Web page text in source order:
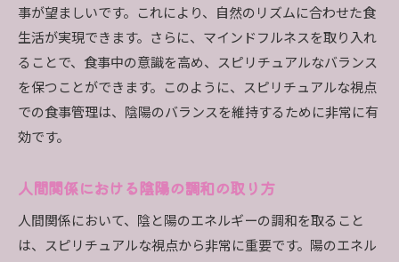
事が望ましいです。これにより、自然のリズムに合わせた食
生活が実現できます。さらに、マインドフルネスを取り入れ
ることで、食事中の意識を高め、スピリチュアルなバランス
を保つことができます。このように、スピリチュアルな視点
での食事管理は、陰陽のバランスを維持するために非常に有
効です。
人間関係における陰陽の調和の取り方
人間関係において、陰と陽のエネルギーの調和を取ること
は、スピリチュアルな視点から非常に重要です。陽のエネル